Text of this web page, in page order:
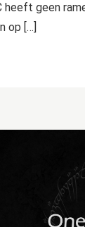
heeft geen
op […]